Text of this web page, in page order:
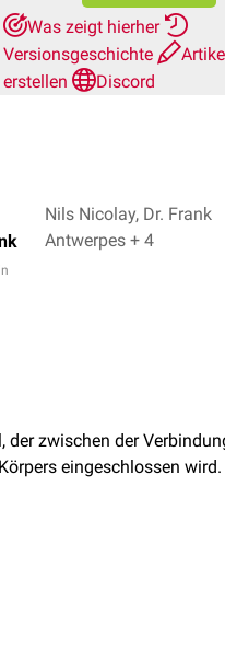
Was zeigt hierher
Versionsgeschichte
erstellen
Discord
Nils Nicolay, Dr. Frank
Antwerpes + 4
der zwischen der
eingeschlossen wird.
lateralen Überdachung des
> 40° findet sich bei einer